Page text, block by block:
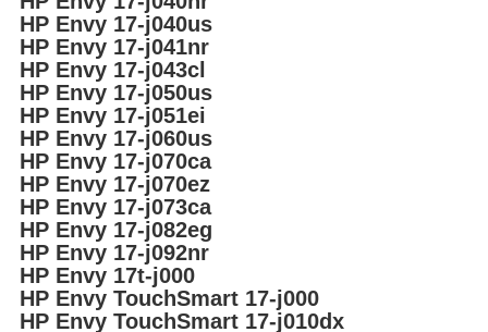
HP Envy 17-j040us
HP Envy 17-j041nr
HP Envy 17-j043cl
HP Envy 17-j050us
HP Envy 17-j051ei
HP Envy 17-j060us
HP Envy 17-j070ca
HP Envy 17-j070ez
HP Envy 17-j073ca
HP Envy 17-j082eg
HP Envy 17-j092nr
HP Envy 17t-j000
HP Envy TouchSmart 17-j000
HP Envy TouchSmart 17-j010dx